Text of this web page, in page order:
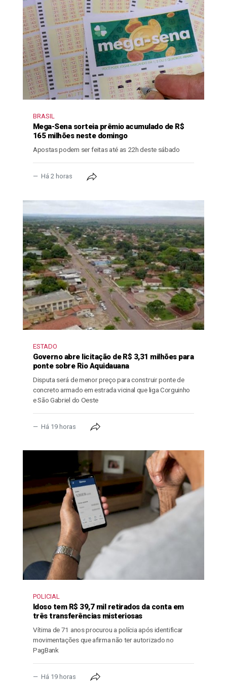
BRASIL
Mega-Sena sorteia prêmio acumulado de R$
165 milhões neste domingo
Apostas podem ser feitas até as 22h deste sábado
Há 2 horas
ESTADO
Governo abre licitação de R$ 3,31 milhões para
ponte sobre Rio Aquidauana
Disputa será de menor preço para construir ponte de
concreto armado em estrada vicinal que liga Corguinho
e São Gabriel do Oeste
Há 19 horas
POLICIAL
Idoso tem R$ 39,7 mil retirados da conta em
três transferências misteriosas
Vítima de 71 anos procurou a polícia após identificar
movimentações que afirma não ter autorizado no
PagBank
Há 19 horas